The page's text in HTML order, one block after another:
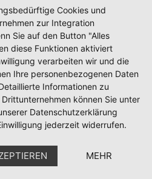
Cookies und
zur Integration
Sie auf den Button "Alles
diese Funktionen aktiviert
verarbeiten wir und die
Ihre personenbezogenen Daten
Informationen zu
können Sie unter
Datenschutzerklärung
jederzeit widerrufen.
MEHR